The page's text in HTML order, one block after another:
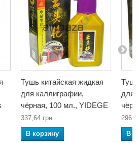
Тушь китайская жидкая
для каллиграфии,
чёрная, 100 мл., YIDEGE
337,64 грн
В корзину
Тушь
для
В